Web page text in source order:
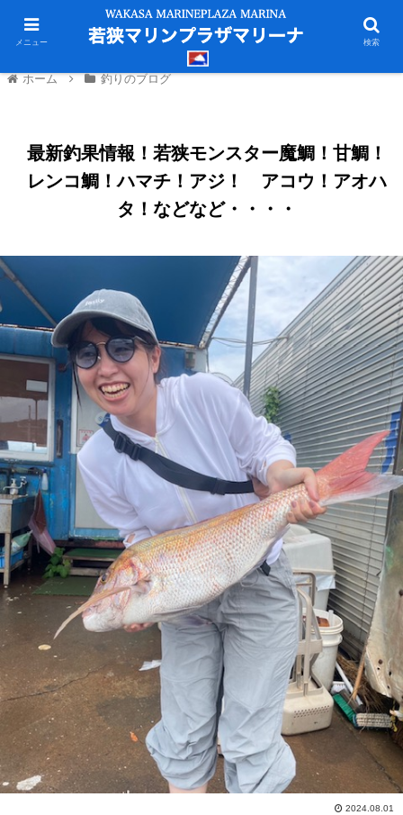
ホーム 釣りのブログ
最新釣果情報！若狭モンスター魔鯛！甘鯛！
レンコ鯛！ハマチ！アジ！ アコウ！アオハ
タ！などなど・・・・
2024.08.01
メニュー 検索